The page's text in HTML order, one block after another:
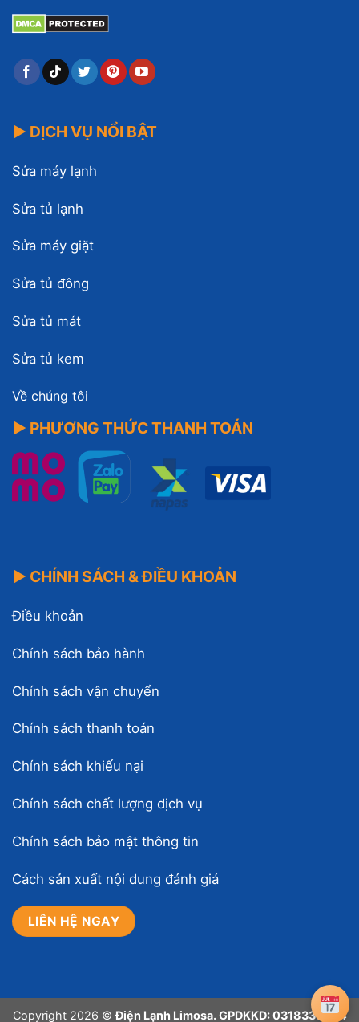
▶ DỊCH VỤ NỔI BẬT
Sửa máy lạnh
Sửa tủ lạnh
Sửa máy giặt
Sửa tủ đông
Sửa tủ mát
Sửa tủ kem
Về chúng tôi
▶ PHƯƠNG THỨC THANH TOÁN
▶ CHÍNH SÁCH & ĐIỀU KHOẢN
Điều khoản
Chính sách bảo hành
Chính sách vận chuyển
Chính sách thanh toán
Chính sách khiếu nại
Chính sách chất lượng dịch vụ
Chính sách bảo mật thông tin
Cách sản xuất nội dung đánh giá
LIÊN HỆ NGAY
Copyright 2026 ©Điện Lạnh Limosa. GPDKKD: 0318339394